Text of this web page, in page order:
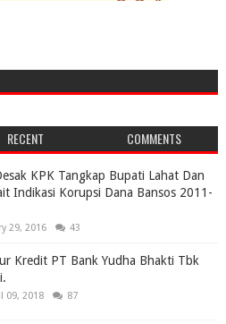
RECENT COMMENTS
KPK Tangkap Bupati Lahat Dan
Indikasi Korupsi Dana Bansos 2011-
29, 2016 43
Kredit PT Bank Yudha Bhakti Tbk
09, 2018 87